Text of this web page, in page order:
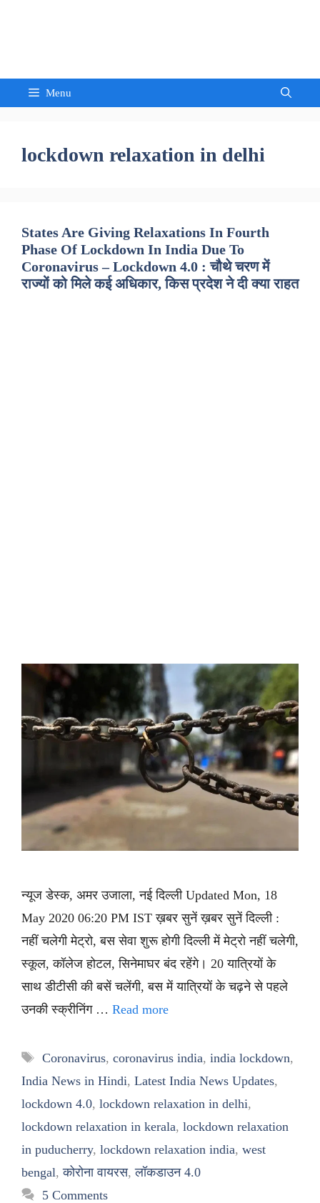
Menu
lockdown relaxation in delhi
States Are Giving Relaxations In Fourth
Phase Of Lockdown In India Due To
Coronavirus – Lockdown 4.0 : चौथे चरण में
राज्यों को मिले कई अधिकार, किस प्रदेश ने दी क्या राहत
न्यूज डेस्क, अमर उजाला, नई दिल्ली Updated Mon, 18
May 2020 06:20 PM IST ख़बर सुनें ख़बर सुनें दिल्ली :
नहीं चलेगी मेट्रो, बस सेवा शुरू होगी दिल्ली में मेट्रो नहीं चलेगी,
स्कूल, कॉलेज होटल, सिनेमाघर बंद रहेंगे। 20 यात्रियों के
साथ डीटीसी की बसें चलेंगी, बस में यात्रियों के चढ़ने से पहले
उनकी स्क्रीनिंग … Read more
Tags
Coronavirus, coronavirus india, india lockdown,
India News in Hindi, Latest India News Updates,
lockdown 4.0, lockdown relaxation in delhi,
lockdown relaxation in kerala, lockdown relaxation
in puducherry, lockdown relaxation india, west
bengal,कोरोना वायरस,लॉकडाउन 4.0
5 Comments